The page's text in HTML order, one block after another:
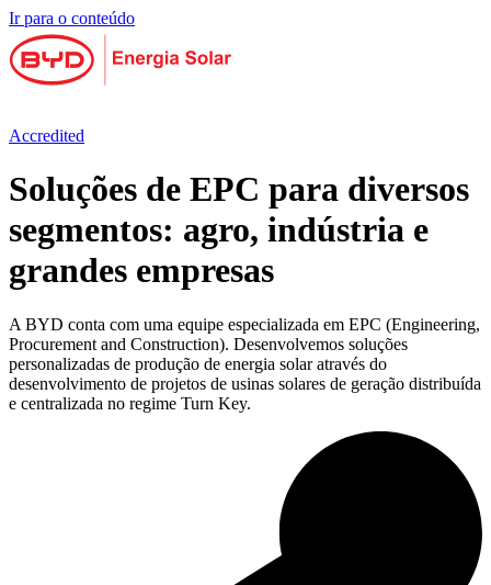
Ir para o conteúdo
Accredited
Soluções de EPC para diversos
segmentos: agro, indústria e
grandes empresas
A BYD conta com uma equipe especializada em EPC (Engineering,
Procurement and Construction). Desenvolvemos soluções
personalizadas de produção de energia solar através do
desenvolvimento de projetos de usinas solares de geração distribuída
e centralizada no regime Turn Key.